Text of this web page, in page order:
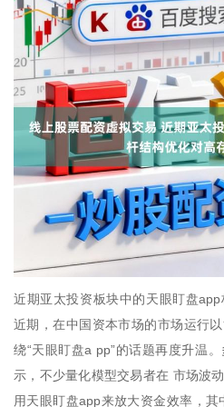
近期亚太投资板块中的天眼盯盘
近期，在中国资本市场的市场运行
绕“天眼盯盘a pp”的话题再度升温
示，不少量化模型交易者在 市场波
用天眼盯盘app来放大资金效率，